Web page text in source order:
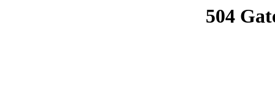
504